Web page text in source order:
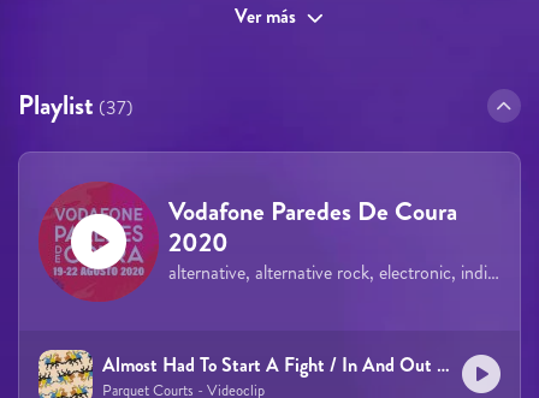
Ver más
Playlist (37)
Vodafone Paredes De Coura
2020
alternative, alternative rock, electronic, indie, pop, rock
Almost Had To Start A Fight / In And Out Of Patience
Parquet Courts - Videoclip